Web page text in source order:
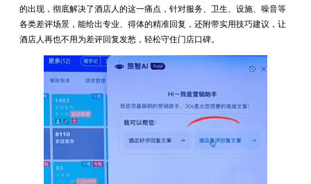
的出现，彻底解决了酒店人的这一痛点，针对服务、卫生、设施、噪音等
各类差评场景，能给出专业、得体的精准回复，还附带实用技巧建议，让
酒店人再也不用为差评回复发愁，轻松守住门店口碑。